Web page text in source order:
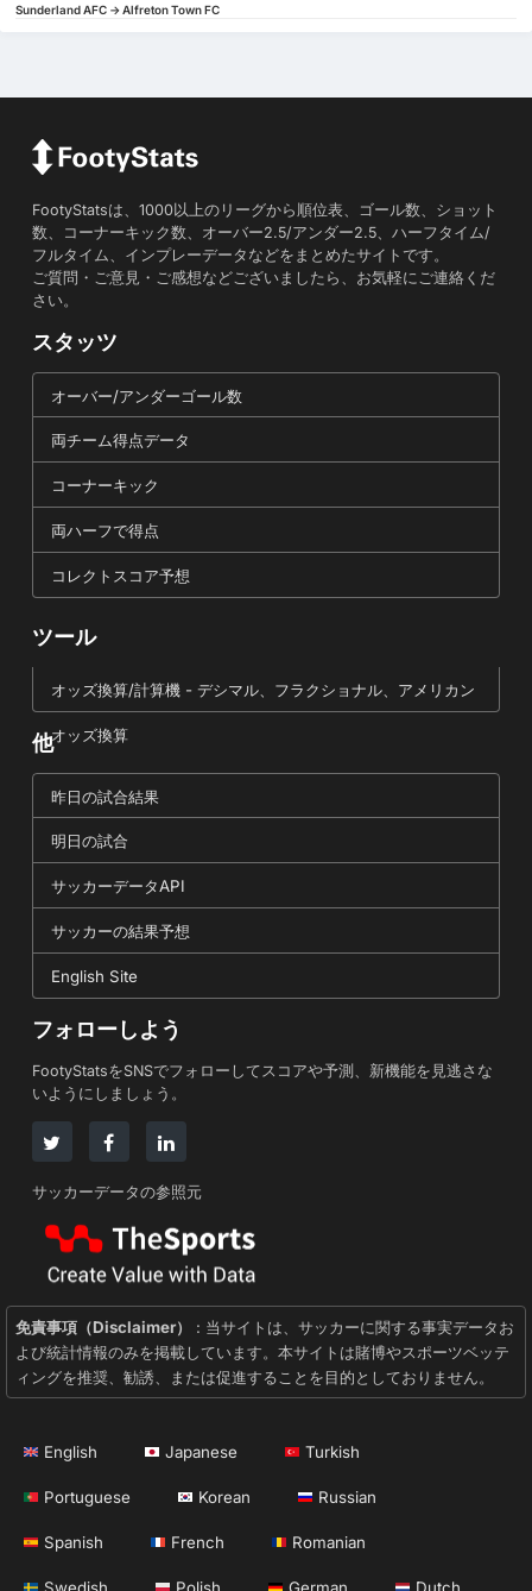
Sunderland AFC -> Alfreton Town FC
FootyStatsは、1000以上のリーグから順位表、ゴール数、ショット
数、コーナーキック数、オーバー2.5/アンダー2.5、ハーフタイム/
フルタイム、インプレーデータなどをまとめたサイトです。
ご質問・ご意見・ご感想などございましたら、お気軽にご連絡くだ
さい。
スタッツ
オーバー/アンダーゴール数
両チーム得点データ
コーナーキック
両ハーフで得点
コレクトスコア予想
ツール
オッズ換算/計算機 - デシマル、フラクショナル、アメリカン
オッズ換算
他
昨日の試合結果
明日の試合
サッカーデータAPI
サッカーの結果予想
English Site
フォローしよう
FootyStatsをSNSでフォローしてスコアや予測、新機能を見逃さな
いようにしましょう。
サッカーデータの参照元
免責事項（Disclaimer）
: 当サイトは、サッカーに関する事実データお
よび統計情報のみを掲載しています。本サイトは賭博やスポーツベッテ
ィングを推奨、勧誘、または促進することを目的としておりません。
English Japanese Turkish
Portuguese Korean Russian
Spanish French Romanian